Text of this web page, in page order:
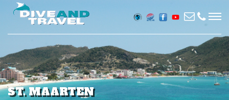
ST. MAARTEN